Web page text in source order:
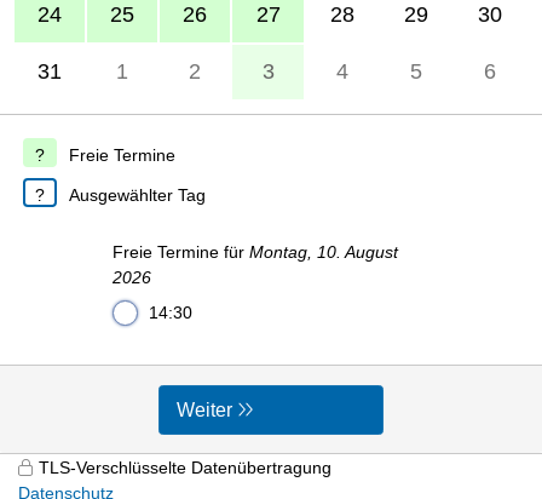
24 25 26 27 28 29 30
31 1 2 3 4 5 6
Freie Termine
Ausgewählter Tag
Freie Termine für Montag, 10. August
2026
14:30
Weiter
TLS-Verschlüsselte Datenübertragung
Datenschutz